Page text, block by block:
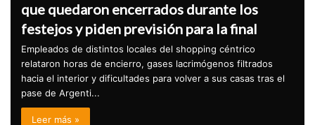
que quedaron encerrados durante los
festejos y piden previsión para la final
Empleados de distintos locales del shopping céntrico
relataron horas de encierro, gases lacrimógenos filtrados
hacia el interior y dificultades para volver a sus casas tras el
pase de Argenti...
Leer más »